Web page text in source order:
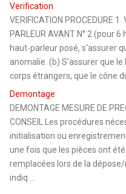
Verification
VERIFICATION PROCEDURE 1.
PARLEUR AVANT N° 2 (pour
haut-parleur posé, s'assurer
anomalie. (b) S'assurer que
corps étrangers, que le cône
Demontage
DEMONTAGE MESURE DE
CONSEIL Les procédures
initialisation ou
une fois que les pièces ont
remplacées lors de la
indiq ...